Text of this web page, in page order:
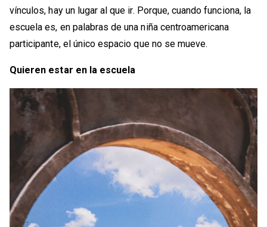
vínculos, hay un lugar al que ir. Porque, cuando funciona, la
escuela es, en palabras de una niña centroamericana
participante, el único espacio que no se mueve.
Quieren estar en la escuela